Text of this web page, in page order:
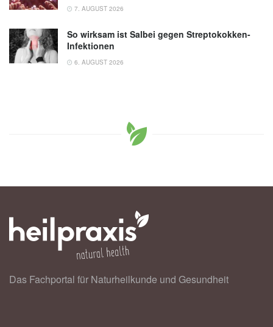
7. AUGUST 2026
So wirksam ist Salbei gegen Streptokokken-
Infektionen
6. AUGUST 2026
Das Fachportal für Naturheilkunde und Gesundheit